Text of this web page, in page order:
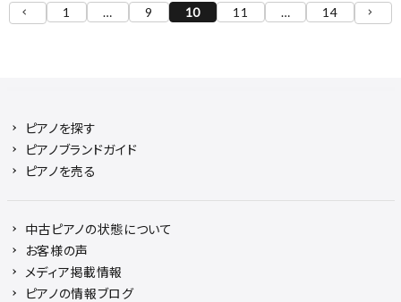
1 … 9 10 11 … 14
ピアノを探す
ピアノブランドガイド
ピアノを売る
中古ピアノの状態について
お客様の声
メディア掲載情報
ピアノの情報ブログ